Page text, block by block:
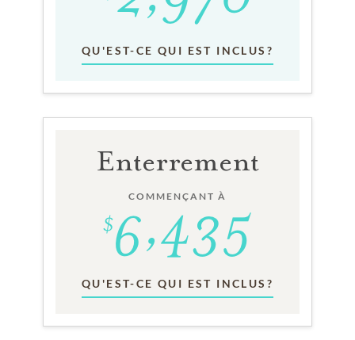
QU'EST-CE QUI EST INCLUS?
Enterrement
COMMENÇANT À
QU'EST-CE QUI EST INCLUS?